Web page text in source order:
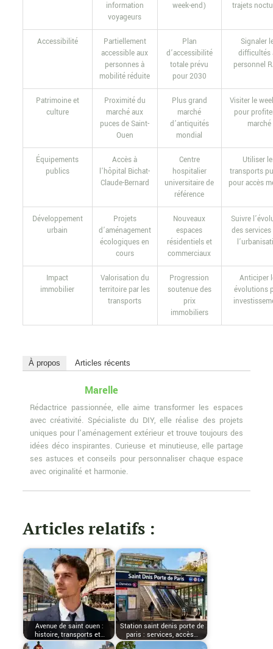
information
voyageurs
week-end) trajets
Accessibilité
Partiellement
accessible aux
personnes à
mobilité réduite
Plan
d’accessibilité
totale prévu
pour 2030
Signaler
difficultés
personnel
Patrimoine et
culture
Proximité du
marché aux
puces de Saint-
Ouen
Plus grand
marché
d’antiquités
mondial
Visiter le
pour
marché
Équipements
publics
Accès à
l’hôpital Bichat-
Claude-Bernard
Centre
hospitalier
universitaire de
référence
Utiliser
transports
pour accès
Développement
urbain
Projets
d’aménagement
écologiques en
cours
Nouveaux
espaces
résidentiels et
commerciaux
Suivre
des services
Impact
immobilier
Valorisation du
territoire par les
transports
Progression
soutenue des
prix
immobiliers
Anticiper
évolutions
À propos Articles récents
Marelle
Rédactrice passionnée, elle aime transformer les espaces
avec créativité. Spécialiste du DIY, elle réalise des projets
uniques pour l'aménagement extérieur et trouve toujours des
idées déco inspirantes. Curieuse et minutieuse, elle partage
ses astuces et conseils pour personnaliser chaque espace
avec originalité et harmonie.
Articles relatifs :
Avenue de saint ouen :
histoire, transports et…
Station saint denis porte de
paris : services, accès…